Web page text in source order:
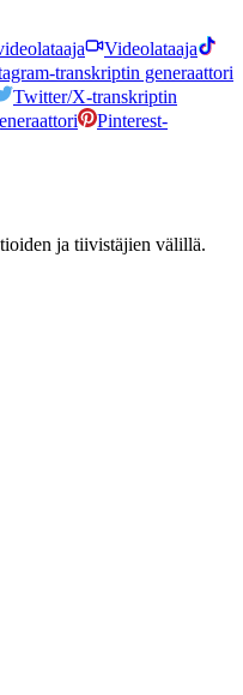
Videolataaja
transkriptin generaattori
Twitter/X-transkriptin
Pinterest-
ja tiivistäjien välillä.